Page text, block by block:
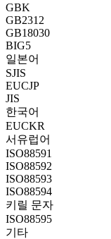
GBK
GB2312
GB18030
BIG5
일본어
SJIS
EUCJP
JIS
한국어
EUCKR
서유럽어
ISO88591
ISO88592
ISO88593
ISO88594
키릴 문자
ISO88595
기타